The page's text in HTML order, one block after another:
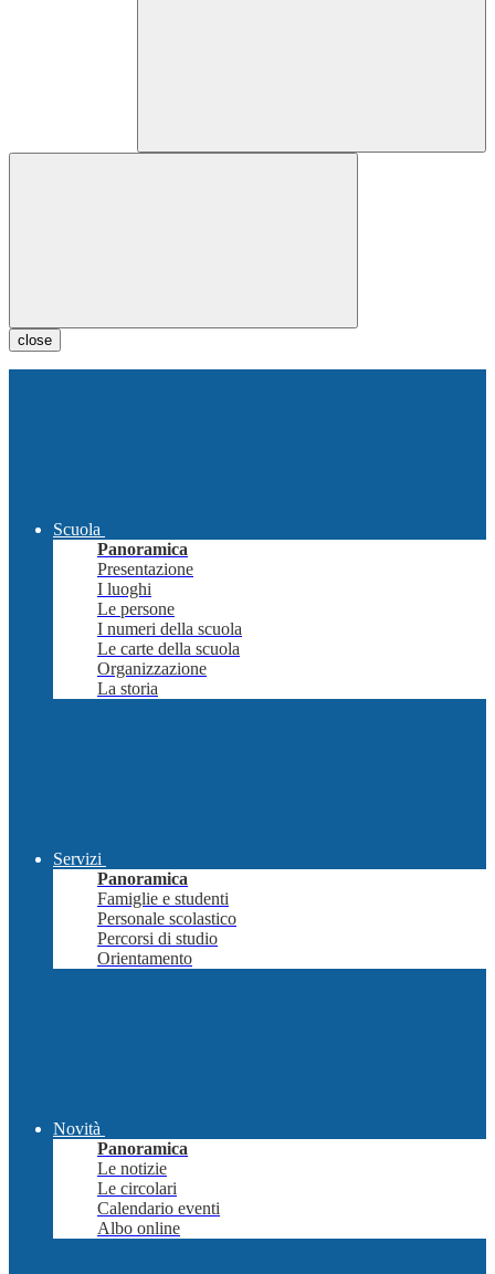
close
Scuola
Panoramica
Presentazione
I luoghi
Le persone
I numeri della scuola
Le carte della scuola
Organizzazione
La storia
Servizi
Panoramica
Famiglie e studenti
Personale scolastico
Percorsi di studio
Orientamento
Novità
Panoramica
Le notizie
Le circolari
Calendario eventi
Albo online